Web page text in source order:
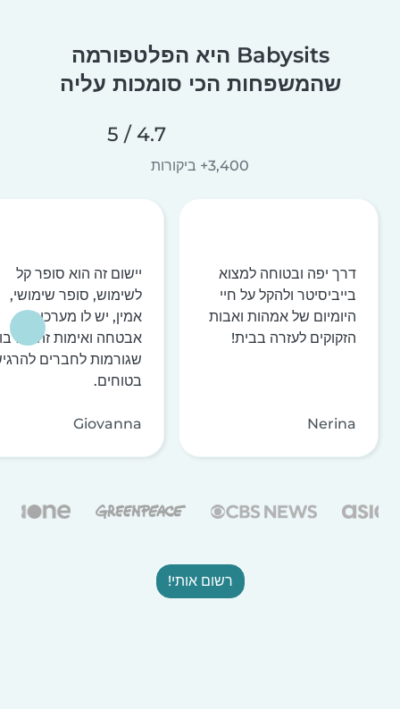
Babysits היא הפלטפורמה
שהמשפחות הכי סומכות עליה
4.7 / 5
3,400+ ביקורות
דרך יפה ובטוחה למצוא
בייביסיטר ולהקל על חיי
היומיום של אמהות ואבות
הזקוקים לעזרה בבית!
Nerina
יישום זה הוא סופר קל
לשימוש, סופר שימושי,
אמין, יש לו מערכות
אבטחה ואימות זהות
שגורמות לחברים
בטוחים.
Giovanna
רשום אותי!